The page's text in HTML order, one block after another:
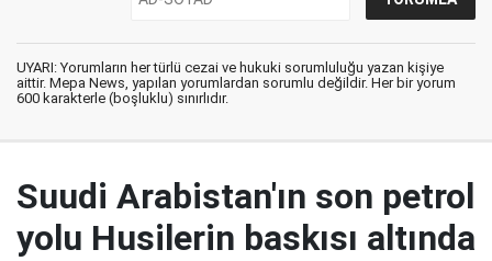
UYARI: Yorumların her türlü cezai ve hukuki sorumluluğu yazan kişiye
aittir. Mepa News, yapılan yorumlardan sorumlu değildir. Her bir yorum
600 karakterle (boşluklu) sınırlıdır.
Suudi Arabistan'ın son petrol
yolu Husilerin baskısı altında